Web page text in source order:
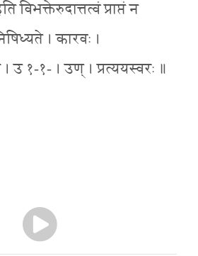
विभक्तेरुदात्तत्वं प्राप्तं न
। कारवः ।
उ १-१- । उण् । प्रत्ययस्वरः ॥